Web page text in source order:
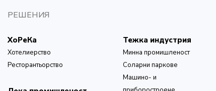
РЕШЕНИЯ
ХоРеКа
Хотелиерство
Ресторантьорство
Тежка индустрия
Минна промишленост
Соларни паркове
Машино- и